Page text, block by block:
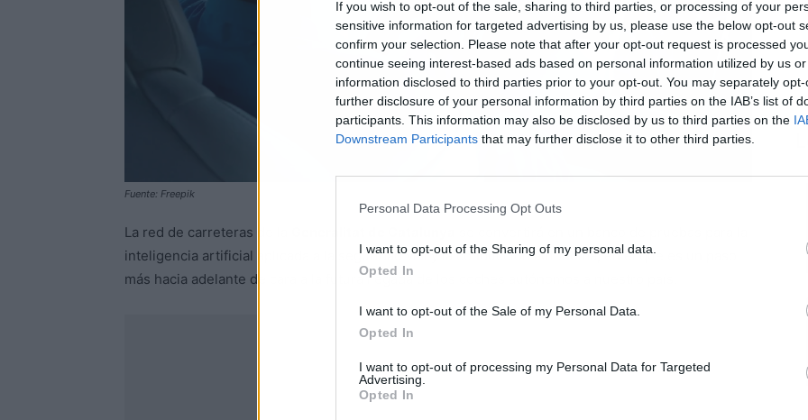
If you wish to opt-out of the sale, sharing to third parties, or processing of your
sensitive information for targeted advertising by us, please use the below opt-out
confirm your selection. Please note that after your opt-out request is processed
continue seeing interest-based ads based on personal information utilized by us
information disclosed to third parties prior to your opt-out. You may separately
further disclosure of your personal information by third parties on the IAB’s list of
participants. This information may also be disclosed by us to third parties on the
Downstream Participants that may further disclose it to other third parties.
Personal Data Processing Opt Outs
I want to opt-out of the Sharing of my personal data.
Opted In
I want to opt-out of the Sale of my Personal Data.
Opted In
I want to opt-out of processing my Personal Data for Targeted
Advertising.
Opted In
Fuente: Freepik
La red de carreteras de la
inteligencia artificial aplicada a la seguridad vial y la conducción autónoma, en el que es un paso
más hacia adelante de cara a la futura llegada de los coches autónomos a nuestro país.